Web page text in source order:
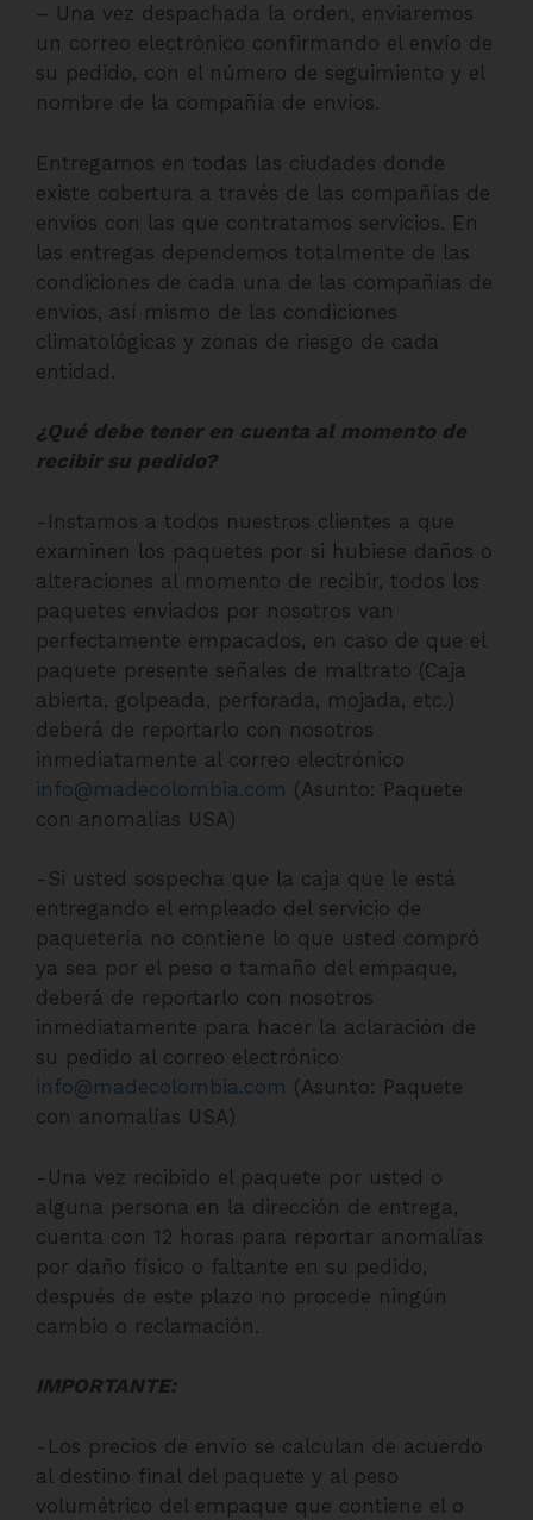
– Una vez despachada la orden, enviaremos
un correo electrónico confirmando el envío de
su pedido, con el número de seguimiento y el
nombre de la compañía de envíos.
Entregamos en todas las ciudades donde
existe cobertura a través de las compañías de
envíos con las que contratamos servicios. En
las entregas dependemos totalmente de las
condiciones de cada una de las compañías de
envíos, así mismo de las condiciones
climatológicas y zonas de riesgo de cada
entidad.
¿Qué debe tener en cuenta al momento de
recibir su pedido?
-Instamos a todos nuestros clientes a que
examinen los paquetes por si hubiese daños o
alteraciones al momento de recibir, todos los
paquetes enviados por nosotros van
perfectamente empacados, en caso de que el
paquete presente señales de maltrato (Caja
abierta, golpeada, perforada, mojada, etc.)
deberá de reportarlo con nosotros
inmediatamente al correo electrónico
info@madecolombia.com (Asunto: Paquete
con anomalías USA)
-Si usted sospecha que la caja que le está
entregando el empleado del servicio de
paquetería no contiene lo que usted compró
ya sea por el peso o tamaño del empaque,
deberá de reportarlo con nosotros
inmediatamente para hacer la aclaración de
su pedido al correo electrónico
info@madecolombia.com (Asunto: Paquete
con anomalías USA)
-Una vez recibido el paquete por usted o
alguna persona en la dirección de entrega,
cuenta con 12 horas para reportar anomalías
por daño físico o faltante en su pedido,
después de este plazo no procede ningún
cambio o reclamación.
IMPORTANTE:
-Los precios de envío se calculan de acuerdo
al destino final del paquete y al peso
volumétrico del empaque que contiene el o